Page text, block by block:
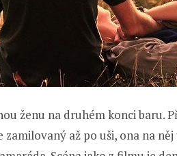
ženu na druhém konci baru.
zamilovaný až po uši, ona na